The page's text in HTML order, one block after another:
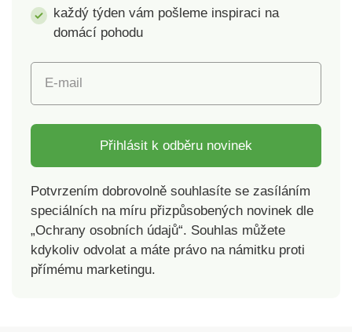
každý týden vám pošleme inspiraci na
domácí pohodu
E-mail
Přihlásit k odběru novinek
Potvrzením dobrovolně souhlasíte se zasíláním
speciálních na míru přizpůsobených novinek dle
„Ochrany osobních údajů“. Souhlas můžete
kdykoliv odvolat a máte právo na námitku proti
přímému marketingu.